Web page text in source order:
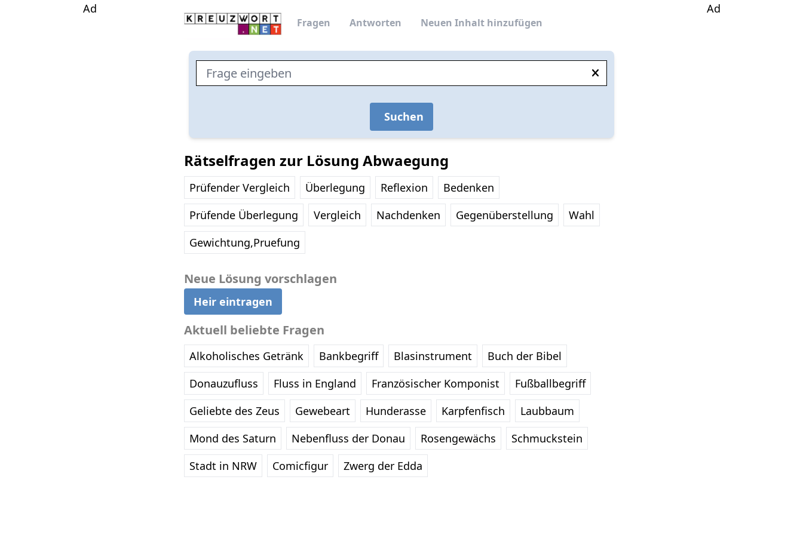
Fragen Antworten Neuen Inhalt hinzufügen
Ad Ad
Suchen
Rätselfragen zur Lösung Abwaegung
Prüfender Vergleich Überlegung Reflexion
Bedenken
Prüfende Überlegung
Vergleich Nachdenken Gegenüberstellung
Wahl
Gewichtung,Pruefung
Neue Lösung vorschlagen
Heir eintragen
Aktuell beliebte Fragen
Alkoholisches Getränk Bankbegriff Blasinstrument
Buch der Bibel
Donauzufluss
Fluss in England Französischer Komponist
Fußballbegriff
Geliebte des Zeus
Gewebeart Hunderasse Karpfenfisch
Laubbaum
Mond des Saturn
Nebenfluss der Donau Rosengewächs
Schmuckstein
Stadt in NRW
Comicfigur Zwerg der Edda